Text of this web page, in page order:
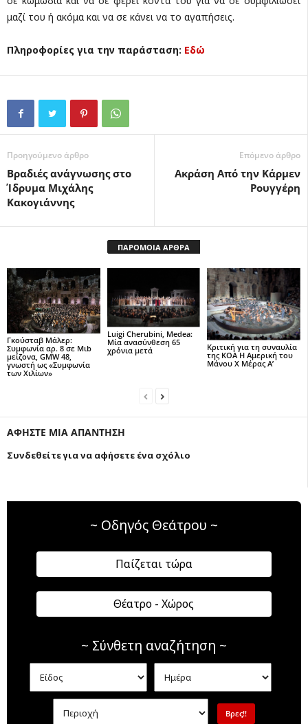
μαζί του ή ακόμα και να σε κάνει να το αγαπήσεις.
Πληροφορίες για την παράσταση: Εδώ
Προηγούμενο άρθρο
Βραδιές ανάγνωσης στο
Ίδρυμα Μιχάλης
Κακογιάννης
Επόμενο άρθρο
Ακράση Από την Κάρμεν
Ρουγγέρη
ΠΑΡΟΜΟΙΑ ΑΡΘΡΑ
Γκούσταβ Μάλερ:
Συμφωνία αρ. 8 σε Μιb
μείζονα, GMW 48,
γνωστή ως «Συμφωνία
των Χιλίων»
Luigi Cherubini, Medea:
Μία ανασύνθεση 65
χρόνια μετά
Κριτική για τη συναυλία
της ΚΟΑ Η Αμερική του
Μάνου Χ Μέρας Α’
ΑΦΗΣΤΕ ΜΙΑ ΑΠΑΝΤΗΣΗ
Συνδεθείτε για να αφήσετε ένα σχόλιο
~ Οδηγός Θεάτρου ~
Παίζεται τώρα
Θέατρο - Χώρος
~ Σύνθετη αναζήτηση ~